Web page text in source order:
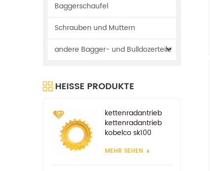
Baggerschaufel
Schrauben und Muttern
andere Bagger- und Bulldozerteile
HEISSE PRODUKTE
kettenradantrieb
kettenradantrieb
kobelco sk100
fahrradersatzteile
MEHR SEHEN